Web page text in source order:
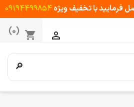
با تخفیف ویژه09194499854
shopping_cart
(0) 
🔎